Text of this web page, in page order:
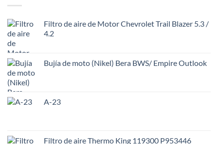
Filtro de aire de Motor Chevrolet Trail Blazer 5.3 /
4.2
Bujía de moto (Nikel) Bera BWS/ Empire Outlook
A-23
Filtro de aire Thermo King 119300 P953446